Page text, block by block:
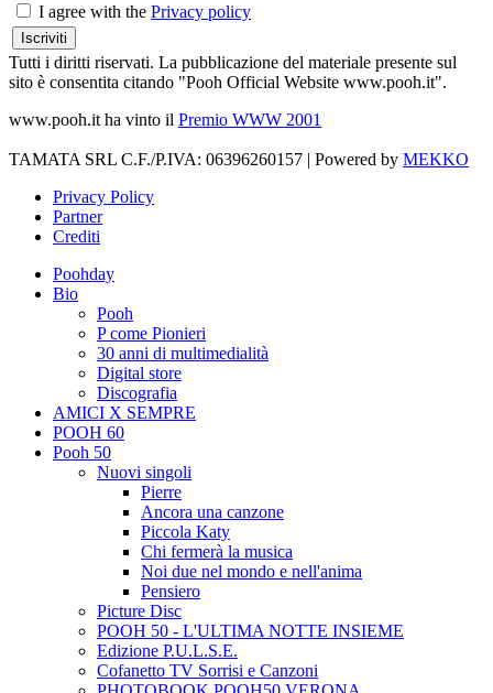
I agree with the Privacy policy
Tutti i diritti riservati. La pubblicazione del materiale presente sul
sito è consentita citando "Pooh Official Website www.pooh.it".
www.pooh.it ha vinto il Premio WWW 2001
TAMATA SRL C.F./P.IVA: 06396260157 | Powered by MEKKO
Privacy Policy
Partner
Crediti
Poohday
Bio
Pooh
P come Pionieri
30 anni di multimedialità
Digital store
Discografia
AMICI X SEMPRE
POOH 60
Pooh 50
Nuovi singoli
Pierre
Ancora una canzone
Piccola Katy
Chi fermerà la musica
Noi due nel mondo e nell'anima
Pensiero
Picture Disc
POOH 50 - L'ULTIMA NOTTE INSIEME
Edizione P.U.L.S.E.
Cofanetto TV Sorrisi e Canzoni